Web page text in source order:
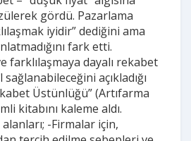
gördü. Pazarlama
iyidir” dediğini ama
fark etti.
farklılaşmaya dayalı rekabet
açıkladığı
Üstünlüğü” (Artıfarma
kitabını kaleme aldı.
-Firmalar için,